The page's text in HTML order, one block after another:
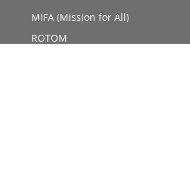
MIFA (Mission for All)
ROTOM